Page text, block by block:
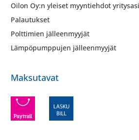
Oilon Oy:n yleiset myyntiehdot
Palautukset
Polttimien jälleenmyyjät
Lämpöpumppujen jälleenmyyjät
Maksutavat